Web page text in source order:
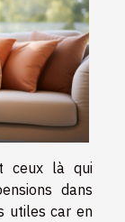
ceux là qui
dans
utiles car en